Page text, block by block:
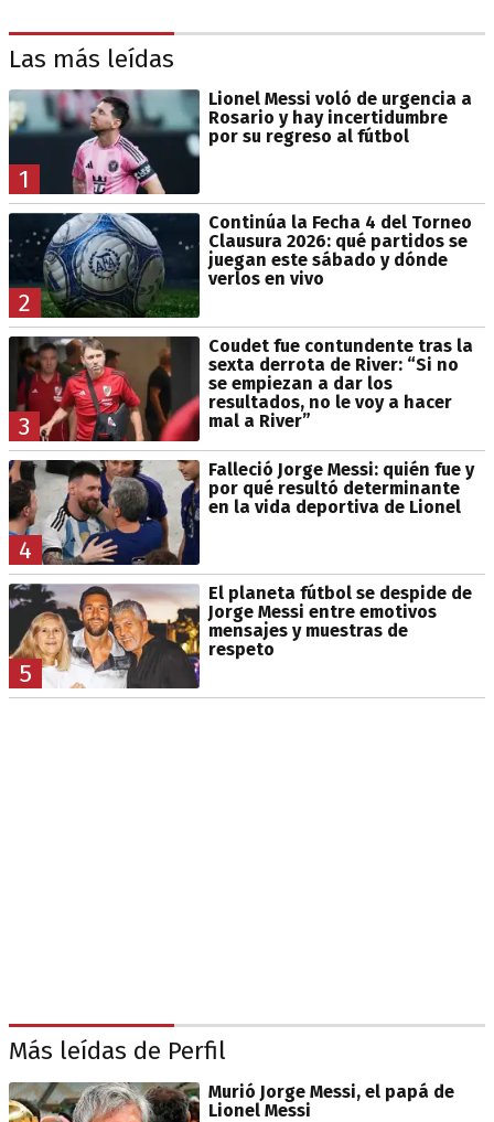
Las más leídas
1
Lionel Messi voló de urgencia a
Rosario y hay incertidumbre
por su regreso al fútbol
2
Continúa la Fecha 4 del Torneo
Clausura 2026: qué partidos se
juegan este sábado y dónde
verlos en vivo
3
Coudet fue contundente tras la
sexta derrota de River: “Si no
se empiezan a dar los
resultados, no le voy a hacer
mal a River”
4
Falleció Jorge Messi: quién fue y
por qué resultó determinante
en la vida deportiva de Lionel
5
El planeta fútbol se despide de
Jorge Messi entre emotivos
mensajes y muestras de
respeto
Más leídas de Perfil
Murió Jorge Messi, el papá de
Lionel Messi